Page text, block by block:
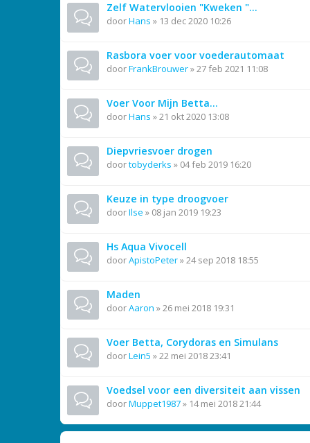
Zelf Watervlooien "Kweken "...
doorHans » 13 dec 2020 10:26
Rasbora voer voor voederautomaat
doorFrankBrouwer»27 feb 2021 11:08
Voer Voor Mijn Betta...
doorHans »21 okt 2020 13:08
Diepvriesvoer drogen
doortobyderks » 04 feb 2019 16:20
Keuze in type droogvoer
doorIlse » 08 jan 2019 19:23
Hs Aqua Vivocell
doorApistoPeter»24 sep 2018 18:55
Maden
doorAaron »26 mei 2018 19:31
Voer Betta, Corydoras en Simulans
doorLein5 »22 mei 2018 23:41
Voedsel voor een diversiteit aan vissen
doorMuppet1987» 14 mei 2018 21:44